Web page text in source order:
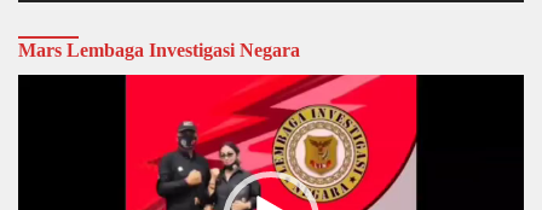
Mars Lembaga Investigasi Negara